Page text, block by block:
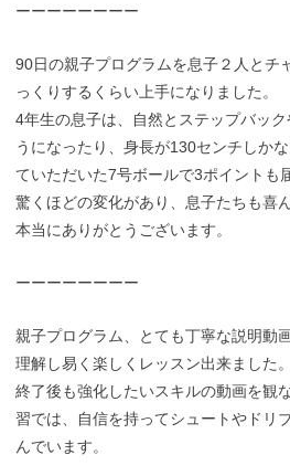
ーーーーーーーー
90日の親子プログラムを息子２人とチ
っくりするくらい上手になりました。
4年生の息子は、自然とステップバッ
うになったり、身長が130センチしか
ていただいた7号ボールで3ポイントも
驚くほどの変化があり、息子たちも喜
本当にありがとうございます。
ーーーーーーーー
親子プログラム、とても丁寧な説明動
理解し易く楽しくレッスン出来ました。
終了後も強化したいスキルの動画を観
習では、自信を持ってシュートやドリ
んでいます。